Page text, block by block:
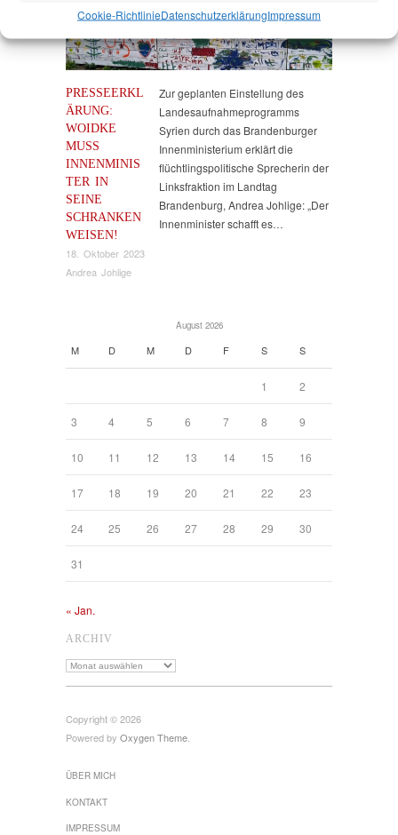
Cookie-RichtlinieDatenschutz­erklärungImpressum
PRESSEERKL
ÄRUNG:
WOIDKE
MUSS
INNENMINIS
TER IN
SEINE
SCHRANKEN
WEISEN!
18. Oktober 2023
Andrea Johlige
Zur geplanten Einstellung des
Landesaufnahmeprogramms
Syrien durch das Brandenburger
Innenministerium erklärt die
flüchtlingspolitische Sprecherin der
Linksfraktion im Landtag
Brandenburg, Andrea Johlige: „Der
Innenminister schafft es…
August 2026
M D M D F S S
1 2
3 4 5 6 7 8 9
10 11 12 13 14 15 16
17 18 19 20 21 22 23
24 25 26 27 28 29 30
31
« Jan.
ARCHIV
Archiv
Copyright © 2026
Powered by Oxygen Theme.
ÜBER MICH
KONTAKT
IMPRESSUM